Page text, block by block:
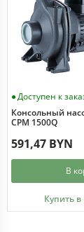
Доступен к
Консольный
CPM 1500Q
591,47 BYN
В
Купить в